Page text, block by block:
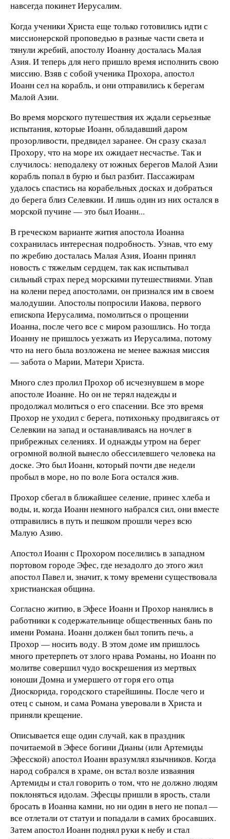
навсегда покинет Иерусалим.
Когда ученики Христа еще только готовились идти с
миссионерской проповедью в разные части света и
тянули жребий, апостолу Иоанну досталась Малая
Азия. И теперь для него пришло время исполнить свою
миссию. Взяв с собой ученика Прохора, апостол
Иоанн сел на корабль, и они отправились к берегам
Малой Азии.
Во время морского путешествия их ждали серьезные
испытания, которые Иоанн, обладавший даром
прозорливости, предвидел заранее. Он сразу сказал
Прохору, что на море их ожидает несчастье. Так и
случилось: неподалеку от южных берегов Малой Азии
корабль попал в бурю и был разбит. Пассажирам
удалось спастись на корабельных досках и добраться
до берега близ Селевкии. И лишь один из них остался в
морской пучине — это был Иоанн...
В греческом варианте жития апостола Иоанна
сохранилась интересная подробность. Узнав, что ему
по жребию досталась Малая Азия, Иоанн принял
новость с тяжелым сердцем, так как испытывал
сильный страх перед морскими путешествиями. Упав
на колени перед апостолами, он признался им в своем
малодушии. Апостолы попросили Иакова, первого
епископа Иерусалима, помолиться о прощении
Иоанна, после чего все с миром разошлись. Но тогда
Иоанну не пришлось уезжать из Иерусалима, потому
что на него была возложена не менее важная миссия
— забота о Марии, Матери Христа.
Много слез пролил Прохор об исчезнувшем в море
апостоле Иоанне. Но он не терял надежды и
продолжал молиться о его спасении. Все это время
Прохор не уходил с берега, потихоньку продвигаясь от
Селевкии на запад и останавливаясь на ночлег в
прибрежных селениях. И однажды утром на берег
огромной волной вынесло обессилевшего человека на
доске. Это был Иоанн, который почти две недели
пробыл в море, но по воле Бога остался жив.
Прохор сбегал в ближайшее селение, принес хлеба и
воды, и, когда Иоанн немного набрался сил, они вместе
отправились в путь и пешком прошли через всю
Малую Азию.
Апостол Иоанн с Прохором поселились в западном
портовом городе Эфес, где незадолго до этого жил
апостол Павел и, значит, к тому времени существовала
христианская община.
Согласно житию, в Эфесе Иоанн и Прохор нанялись в
работники к содержательнице общественных бань по
имени Романа. Иоанн должен был топить печь, а
Прохор — носить воду. В этом доме им пришлось
много претерпеть от злого нрава Романы, но Иоанн по
молитве совершил чудо воскрешения из мертвых
юноши Домна и умершего от горя его отца
Диоскорида, городского старейшины. После чего и
отец с сыном, и сама Романа уверовали в Христа и
приняли крещение.
Описывается еще один случай, как в праздник
почитаемой в Эфесе богини Дианы (или Артемиды
Эфесской) апостол Иоанн вразумлял язычников. Когда
народ собрался в храме, он встал возле изваяния
Артемиды и стал говорить о том, что не должно людям
поклоняться идолам. Эфесцы пришли в ярость, стали
бросать в Иоанна камни, но ни один в него не попал —
все отлетали от статуи и попадали в самих бросавших.
Затем апостол Иоанн поднял руки к небу и стал